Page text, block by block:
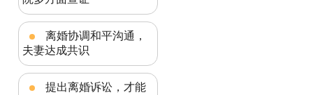
离婚协调和平沟通，
夫妻达成共识
提出离婚诉讼，才能